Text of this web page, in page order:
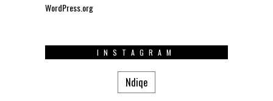
WordPress.org
INSTAGRAM
Ndiqe